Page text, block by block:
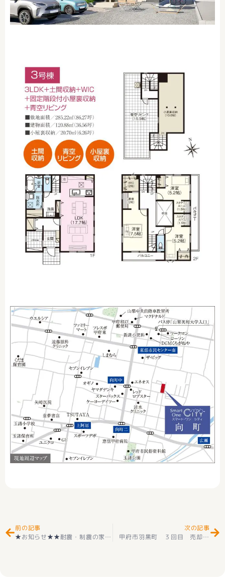
前の記事
★お知らせ★★耐震・制震の家★耐震等級3取得 新築一戸建て 市川三郷町上野 2棟 2階建 4SＬＤＫ 住宅性能評価付き 子育てエコホーム支援事業対象(^_-)-☆ 新価格(^^♪
次の記事
甲府市羽黒町 ３回目 売却相談 ありがとうございました(^^♪